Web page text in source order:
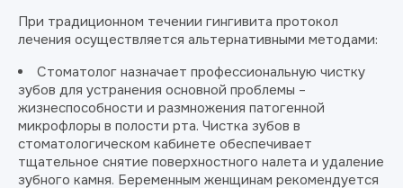
При традиционном течении гингивита протокол
лечения осуществляется альтернативными методами:
Стоматолог назначает профессиональную чистку
зубов для устранения основной проблемы –
жизнеспособности и размножения патогенной
микрофлоры в полости рта. Чистка зубов в
стоматологическом кабинете обеспечивает
тщательное снятие поверхностного налета и удаление
зубного камня. Беременным женщинам рекомендуется